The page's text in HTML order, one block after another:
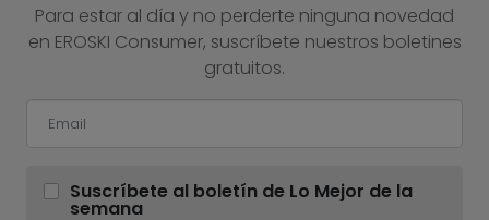
Para estar al día y no perderte ninguna novedad
en EROSKI Consumer, suscríbete nuestros boletines
gratuitos.
Suscríbete al boletín de Lo Mejor de la
semana